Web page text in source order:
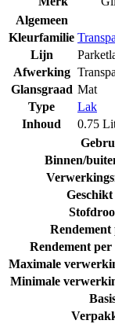
Algemeen
Kleurfamilie
Lijn
Afwerking
Glansgraad Mat
Type
Lak
Inhoud
0.75
Binnen/
Rendement
Maximale
Minimale